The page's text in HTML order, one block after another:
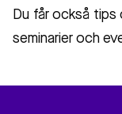
Du får också tips
seminarier och